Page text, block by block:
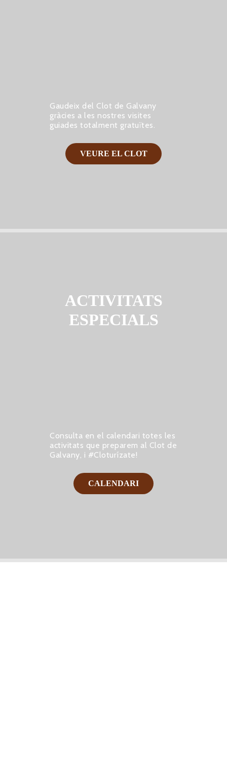
Gaudeix del Clot de Galvany
gràcies a les nostres visites
guiades totalment gratuïtes.
VEURE EL CLOT
ACTIVITATS
ESPECIALS
Consulta en el calendari totes les
activitats que preparem al Clot de
Galvany, i #Cloturízate!
CALENDARI